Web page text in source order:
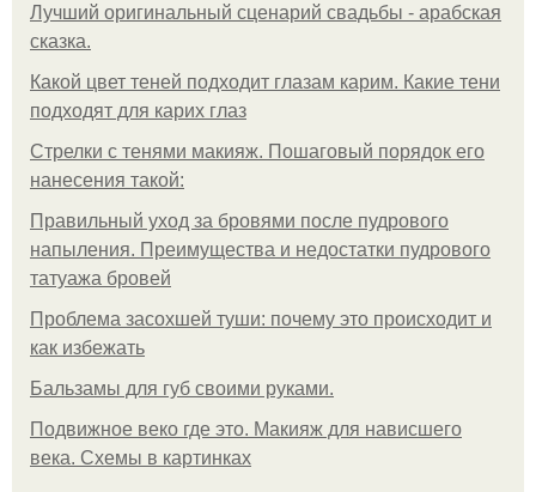
Лучший оригинальный сценарий свадьбы - арабская
сказка.
Какой цвет теней подходит глазам карим. Какие тени
подходят для карих глаз
Стрелки с тенями макияж. Пошаговый порядок его
нанесения такой:
Правильный уход за бровями после пудрового
напыления. Преимущества и недостатки пудрового
татуажа бровей
Проблема засохшей туши: почему это происходит и
как избежать
Бальзамы для губ своими руками.
Подвижное веко где это. Макияж для нависшего
века. Схемы в картинках